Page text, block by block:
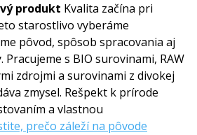
produkt Kvalita začína pri
starostlivo vyberáme
pôvod, spôsob spracovania aj
Pracujeme s BIO surovinami, RAW
zdrojmi a surovinami z divokej
zmysel. Rešpekt k prírode
a vlastnou
prečo záleží na pôvode